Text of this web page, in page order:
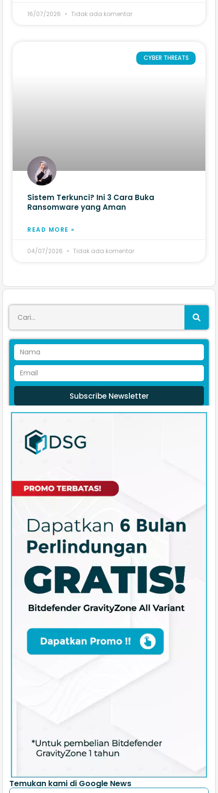
16/07/2026 Tidak ada komentar
CYBER THREATS
Sistem Terkunci? Ini 3 Cara Buka
Ransomware yang Aman
READ MORE »
04/07/2026 Tidak ada komentar
Subscribe Newsletter
Temukan kami di Google News